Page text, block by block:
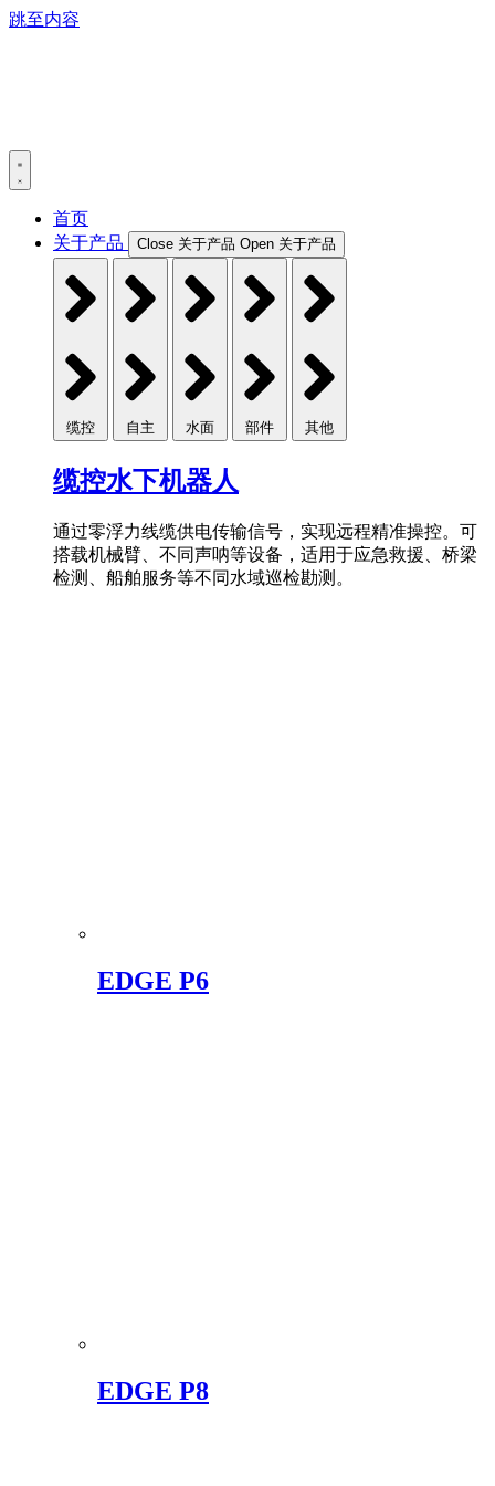
跳至内容
首页
关于产品
Close 关于产品 Open 关于产品
缆控 自主 水面 部件 其他
缆控水下机器人
通过零浮力线缆供电传输信号，实现远程精准操控。可
搭载机械臂、不同声呐等设备，适用于应急救援、桥梁
检测、船舶服务等不同水域巡检勘测。
EDGE P6
EDGE P8